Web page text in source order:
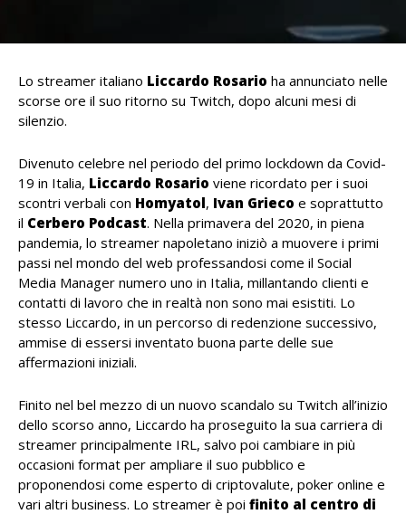
Lo streamer italiano Liccardo Rosario ha annunciato nelle
scorse ore il suo ritorno su Twitch, dopo alcuni mesi di
silenzio.
Divenuto celebre nel periodo del primo lockdown da Covid-
19 in Italia, Liccardo Rosario viene ricordato per i suoi
scontri verbali con Homyatol, Ivan Grieco e soprattutto
il Cerbero Podcast. Nella primavera del 2020, in piena
pandemia, lo streamer napoletano iniziò a muovere i primi
passi nel mondo del web professandosi come il Social
Media Manager numero uno in Italia, millantando clienti e
contatti di lavoro che in realtà non sono mai esistiti. Lo
stesso Liccardo, in un percorso di redenzione successivo,
ammise di essersi inventato buona parte delle sue
affermazioni iniziali.
Finito nel bel mezzo di un nuovo scandalo su Twitch all’inizio
dello scorso anno, Liccardo ha proseguito la sua carriera di
streamer principalmente IRL, salvo poi cambiare in più
occasioni format per ampliare il suo pubblico e
proponendosi come esperto di criptovalute, poker online e
vari altri business. Lo streamer è poi finito al centro di